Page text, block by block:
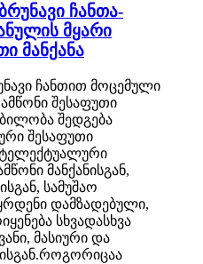
ჩანთა-
მყარი
მანქანა
ჩანთით მოცემული
შესაფუთი
შედგება
შესაფუთი
მანქანისგან,
სამუშაო
დამზადებული,
სხვადასხვა
მასიური და